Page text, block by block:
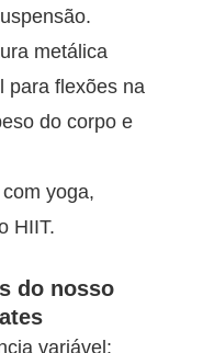
metálica
para flexões na
do corpo e
yoga,
HIIT.
do nosso
variável: